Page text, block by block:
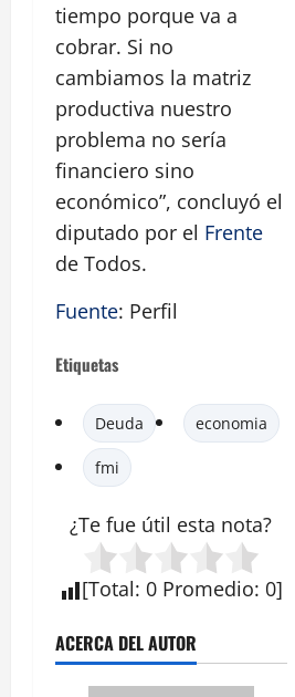
tiempo porque va a
cobrar. Si no
cambiamos la matriz
productiva nuestro
problema no sería
financiero sino
económico”, concluyó el
diputado por el Frente
de Todos.
Fuente: Perfil
Etiquetas
Deuda economia
fmi
¿Te fue útil esta nota?
[Total: 0 Promedio: 0]
ACERCA DEL AUTOR